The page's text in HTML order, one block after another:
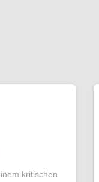
kritischen